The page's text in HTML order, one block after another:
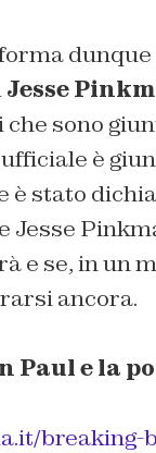
dunque
Jesse
sono
è
stato
Jesse
e se, in un
ancora.
Paul e la
breaking-